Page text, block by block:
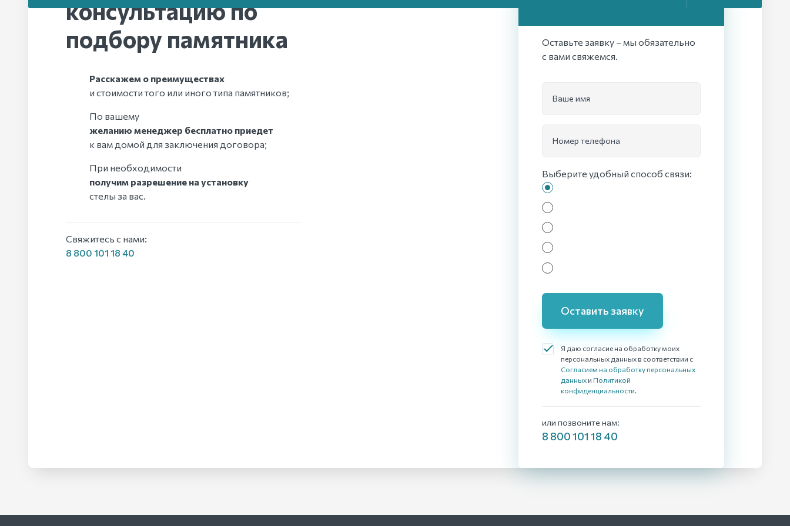
консультацию по
подбору памятника
Расскажем о преимуществах
и стоимости того или иного типа памятников;
По вашему
желанию менеджер бесплатно приедет
к вам домой для заключения договора;
При необходимости
получим разрешение на установку
стелы за вас.
Свяжитесь с нами:
8 800 101 18 40
Оставьте заявку – мы обязательно
с вами свяжемся.
Ваше имя
Номер телефона
Выберите удобный способ связи:
Оставить заявку
Я даю согласие на обработку моих
персональных данных в соответствии с
Согласием на обработку персональных
данных и Политикой
конфиденциальности
или позвоните нам:
8 800 101 18 40